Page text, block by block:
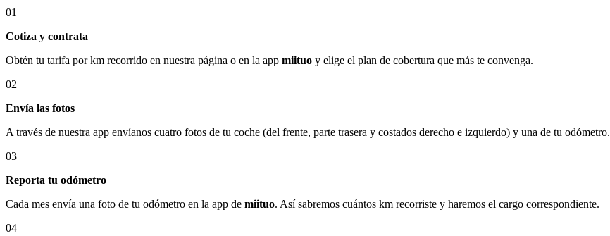
01
Cotiza y contrata
Obtén tu tarifa por km recorrido en nuestra página o en la app miituo y elige el plan de cobertura que más te convenga.
02
Envía las fotos
A través de nuestra app envíanos cuatro fotos de tu coche (del frente, parte trasera y costados derecho e izquierdo) y una de tu odómetro.
03
Reporta tu odómetro
Cada mes envía una foto de tu odómetro en la app de miituo. Así sabremos cuántos km recorriste y haremos el cargo correspondiente.
04